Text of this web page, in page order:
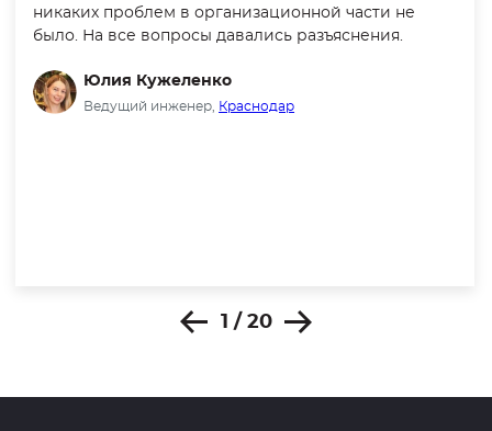
никаких проблем в организационной части не
было. На все вопросы давались разъяснения.
Юлия Кужеленко
Ведущий инженер, Краснодар
1 / 20